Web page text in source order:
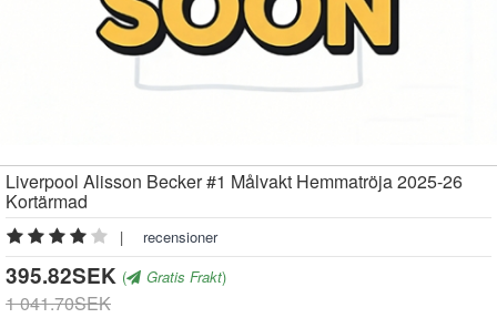
Liverpool Alisson Becker #1 Målvakt Hemmatröja 2025-26
Kortärmad
| recensioner
395.82SEK ( Gratis Frakt)
1 041.70SEK